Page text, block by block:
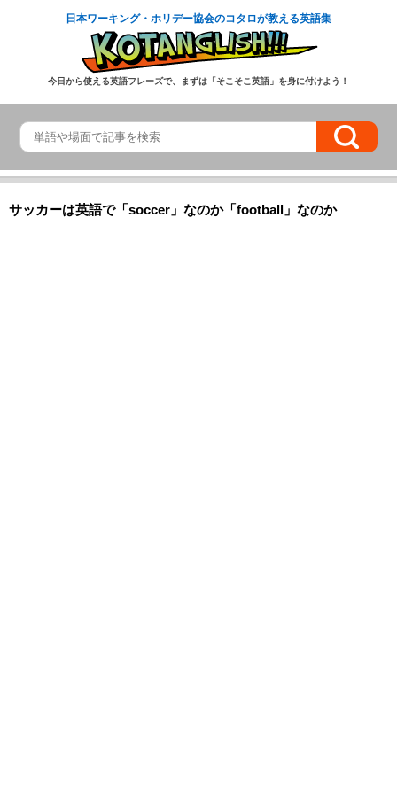
日本ワーキング・ホリデー協会のコタロが教える英語集
今日から使える英語フレーズで、まずは「そこそこ英語」を身に付けよう！
サッカーは英語で「soccer」なのか「football」なのか